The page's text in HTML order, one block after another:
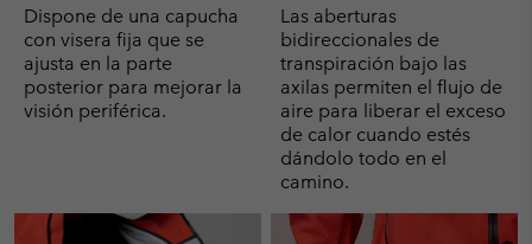
Dispone de una capucha
con visera fija que se
ajusta en la parte
posterior para mejorar la
visión periférica.
Las aberturas
bidireccionales de
transpiración bajo las
axilas permiten el flujo de
aire para liberar el exceso
de calor cuando estés
dándolo todo en el
camino.